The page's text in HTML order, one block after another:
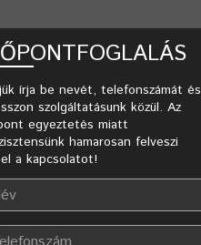
írja be nevét, telefonszámát és
szolgáltatásunk közül. Az
egyeztetés miatt
hamarosan felveszi
a kapcsolatot!